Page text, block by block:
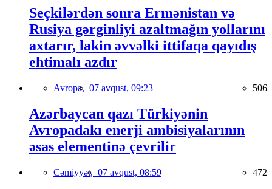
Seçkilərdən sonra Ermənistan və
Rusiya gərginliyi azaltmağın yollarını
axtarır, lakin əvvəlki ittifaqa qayıdış
ehtimalı azdır
Avropa, 07 avqust, 09:23 506
Azərbaycan qazı Türkiyənin
Avropadakı enerji ambisiyalarının
əsas elementinə çevrilir
Cəmiyyət, 07 avqust, 08:59 472